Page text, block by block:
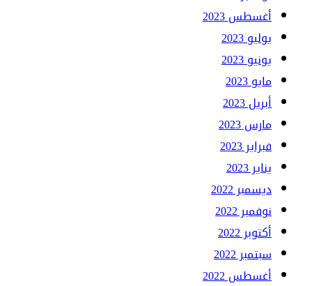
أغسطس 2023
يوليو 2023
يونيو 2023
مايو 2023
أبريل 2023
مارس 2023
فبراير 2023
يناير 2023
ديسمبر 2022
نوفمبر 2022
أكتوبر 2022
سبتمبر 2022
أغسطس 2022